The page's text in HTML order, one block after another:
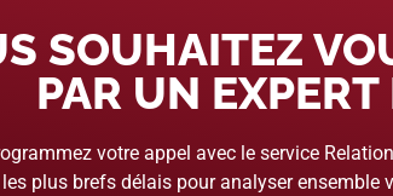
SOUHAITEZ
PAR UN
votre appel avec le service
les plus brefs délais pour analyser